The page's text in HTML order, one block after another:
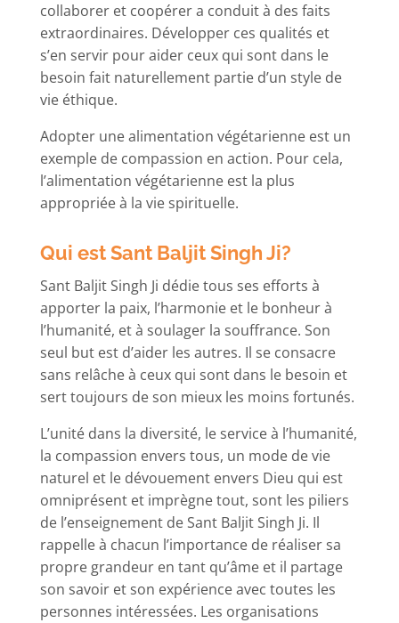
collaborer et coopérer a conduit à des faits
extraordinaires. Développer ces qualités et
s’en servir pour aider ceux qui sont dans le
besoin fait naturellement partie d’un style de
vie éthique.
Adopter une alimentation végétarienne est un
exemple de compassion en action. Pour cela,
l’alimentation végétarienne est la plus
appropriée à la vie spirituelle.
Qui est Sant Baljit Singh Ji?
Sant Baljit Singh Ji dédie tous ses efforts à
apporter la paix, l’harmonie et le bonheur à
l’humanité, et à soulager la souffrance. Son
seul but est d’aider les autres. Il se consacre
sans relâche à ceux qui sont dans le besoin et
sert toujours de son mieux les moins fortunés.
L’unité dans la diversité, le service à l’humanité,
la compassion envers tous, un mode de vie
naturel et le dévouement envers Dieu qui est
omniprésent et imprègne tout, sont les piliers
de l’enseignement de Sant Baljit Singh Ji. Il
rappelle à chacun l’importance de réaliser sa
propre grandeur en tant qu’âme et il partage
son savoir et son expérience avec toutes les
personnes intéressées. Les organisations